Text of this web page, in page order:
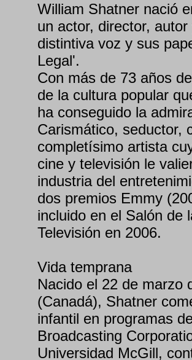
William Shatner nació
un actor, director,
distintiva voz y sus
Legal'.
Con más de 73 años
de la cultura popular
ha conseguido la
Carismático, seductor,
completísimo artista
cine y televisión le
industria del
dos premios Emmy
incluido en el Salón de
Televisión en 2006.
Vida temprana
Nacido el 22 de marzo
(Canadá), Shatner
infantil en programas
Broadcasting
Universidad McGill,